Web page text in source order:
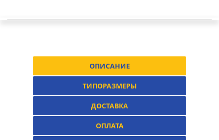
ОПИСАНИЕ
ТИПОРАЗМЕРЫ
ДОСТАВКА
ОПЛАТА